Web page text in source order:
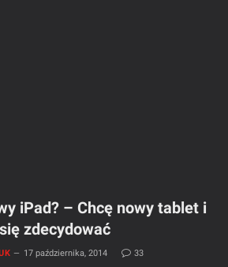
iPad? – Chcę nowy tablet i
zdecydować
17 października, 2014 33